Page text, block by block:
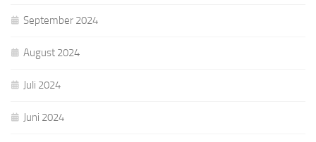
September 2024
August 2024
Juli 2024
Juni 2024